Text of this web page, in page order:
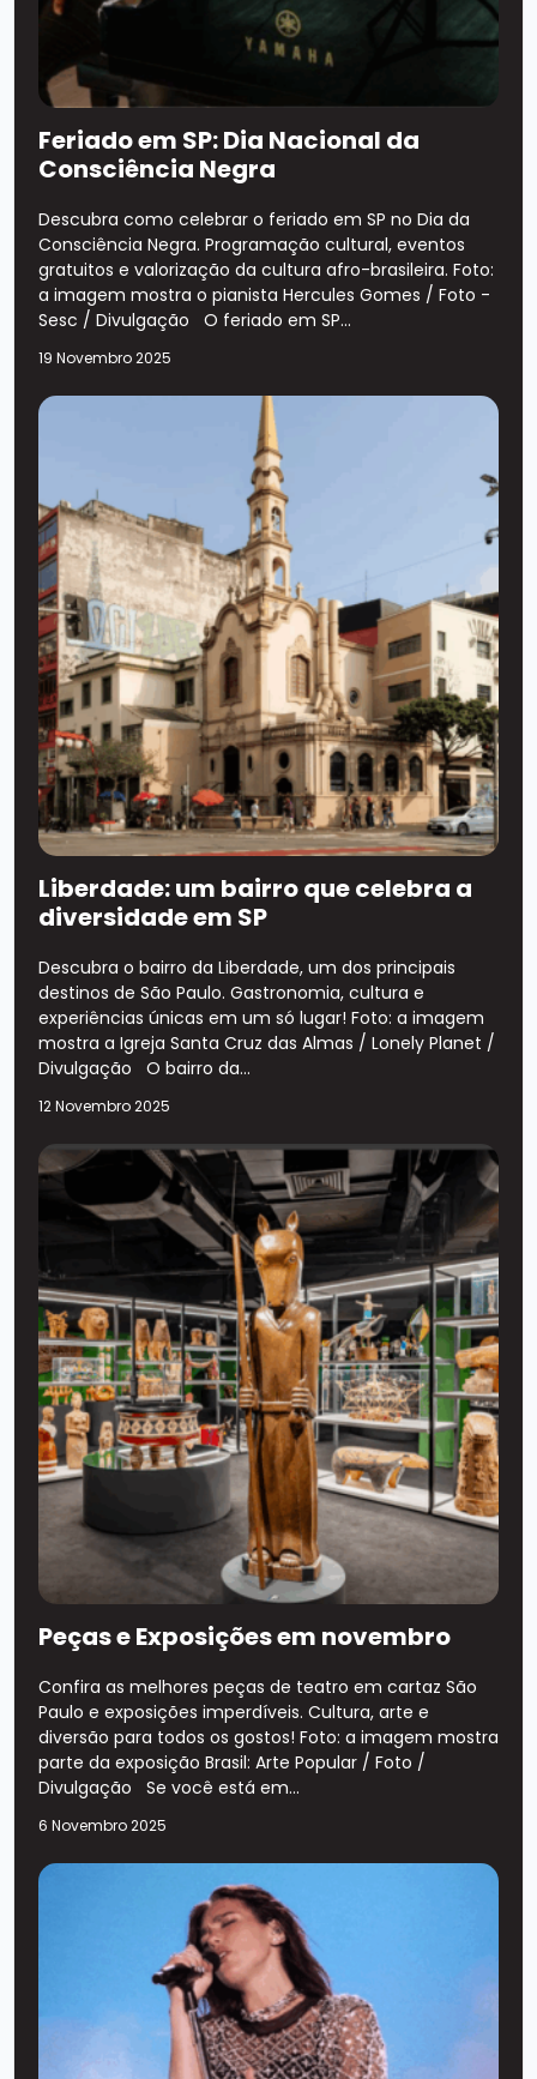
Feriado em SP: Dia Nacional da
Consciência Negra
Descubra como celebrar o feriado em SP no Dia da
Consciência Negra. Programação cultural, eventos
gratuitos e valorização da cultura afro-brasileira. Foto:
a imagem mostra o pianista Hercules Gomes / Foto -
Sesc / Divulgação O feriado em SP...
19 Novembro 2025
Liberdade: um bairro que celebra a
diversidade em SP
Descubra o bairro da Liberdade, um dos principais
destinos de São Paulo. Gastronomia, cultura e
experiências únicas em um só lugar! Foto: a imagem
mostra a Igreja Santa Cruz das Almas / Lonely Planet /
Divulgação O bairro da...
12 Novembro 2025
Peças e Exposições em novembro
Confira as melhores peças de teatro em cartaz São
Paulo e exposições imperdíveis. Cultura, arte e
diversão para todos os gostos! Foto: a imagem mostra
parte da exposição Brasil: Arte Popular / Foto /
Divulgação Se você está em...
6 Novembro 2025